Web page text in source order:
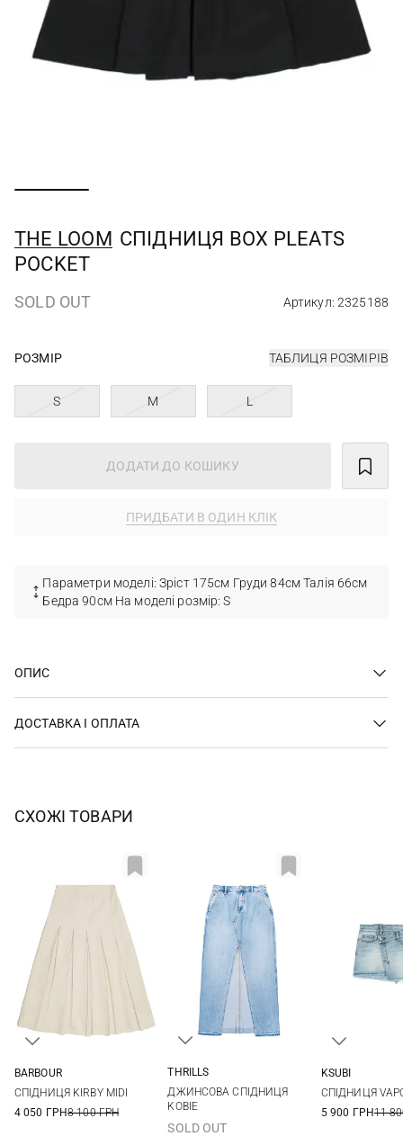
THE LOOM СПІДНИЦЯ BOX PLEATS
POCKET
SOLD OUT Артикул: 2325188
РОЗМІР ТАБЛИЦЯ РОЗМІРІВ
S M L
ДОДАТИ ДО КОШИКУ
ПРИДБАТИ В ОДИН КЛІК
Параметри моделі: Зріст 175см Груди 84см Талія 66см
Бедра 90см На моделі розмір: S
ОПИС
ДОСТАВКА І ОПЛАТА
СХОЖІ ТОВАРИ
16
BARBOUR
СПІДНИЦЯ KIRBY MIDI
4 050 ГРН8 100 ГРН
10
THRILLS
ДЖИНСОВА СПІДНИЦЯ
KOBIE
SOLD OUT
28
KSUBI
CПІДНИЦЯ
5 900 ГРН11